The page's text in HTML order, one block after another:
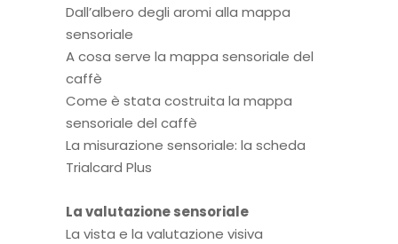
Dall’albero degli aromi alla mappa
sensoriale
A cosa serve la mappa sensoriale del
caffè
Come è stata costruita la mappa
sensoriale del caffè
La misurazione sensoriale: la scheda
Trialcard Plus
La valutazione sensoriale
La vista e la valutazione visiva